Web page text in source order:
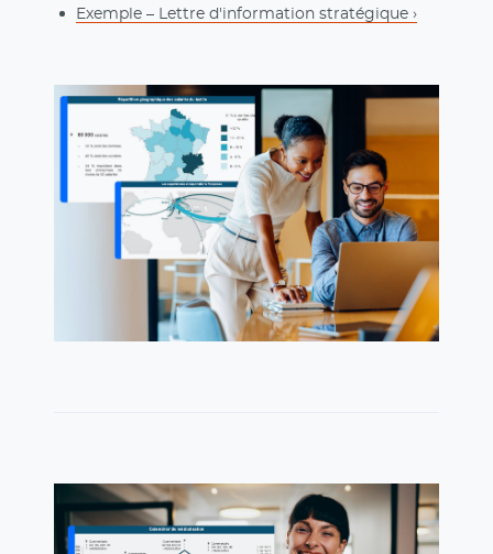
Exemple – Lettre d'information stratégique ›